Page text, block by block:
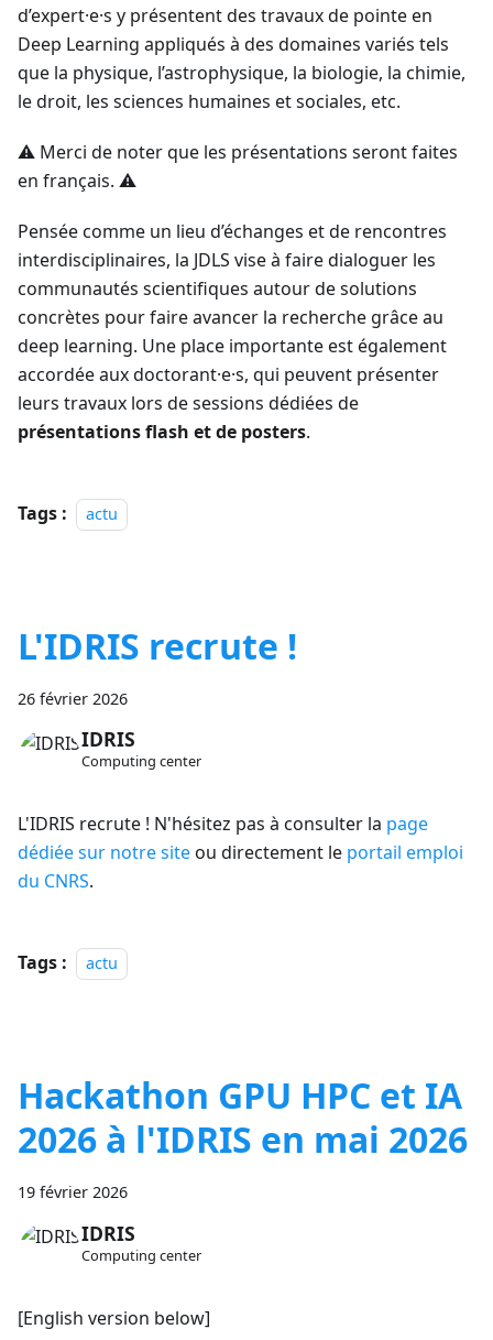
d’expert·e·s y présentent des travaux de pointe en
Deep Learning appliqués à des domaines variés tels
que la physique, l’astrophysique, la biologie, la chimie,
le droit, les sciences humaines et sociales, etc.
⚠️ Merci de noter que les présentations seront faites
en français. ⚠️
Pensée comme un lieu d’échanges et de rencontres
interdisciplinaires, la JDLS vise à faire dialoguer les
communautés scientifiques autour de solutions
concrètes pour faire avancer la recherche grâce au
deep learning. Une place importante est également
accordée aux doctorant·e·s, qui peuvent présenter
leurs travaux lors de sessions dédiées de
présentations flash et de posters.
Tags : actu
L'IDRIS recrute !
26 février 2026
IDRIS
Computing center
L'IDRIS recrute ! N'hésitez pas à consulter la page
dédiée sur notre siteou directement le portail emploi
du CNRS.
Tags : actu
Hackathon GPU HPC et IA
2026 à l'IDRIS en mai 2026
19 février 2026
IDRIS
Computing center
[English version below]